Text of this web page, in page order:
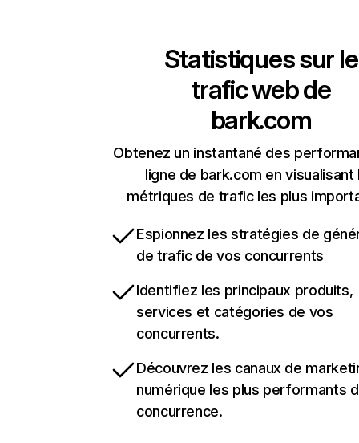
Statistiques sur le
trafic web de
bark.com
Obtenez un instantané des
ligne de bark.com en visualisant
métriques de trafic les plus
Espionnez les stratégies de
de trafic de vos concurrents
Identifiez les principaux produits,
services et catégories de vos
concurrents.
Découvrez les canaux de
numérique les plus performants
concurrence.